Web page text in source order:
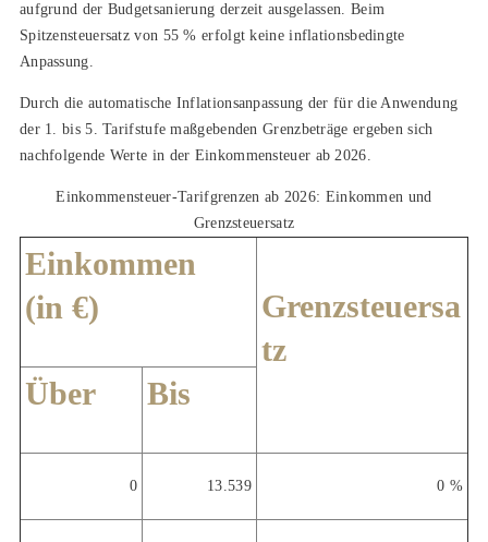
aufgrund der Budgetsanierung derzeit ausgelassen. Beim
Spitzensteuersatz von 55 % erfolgt keine inflationsbedingte
Anpassung.
Durch die automatische Inflationsanpassung der für die Anwendung
der 1. bis 5. Tarifstufe maßgebenden Grenzbeträge ergeben sich
nachfolgende Werte in der Einkommensteuer ab 2026.
Einkommensteuer-Tarifgrenzen ab 2026: Einkommen und
Grenzsteuersatz
Einkommen
(in €)
Grenzsteuersa
tz
Über
Bis
0 13.539 0 %